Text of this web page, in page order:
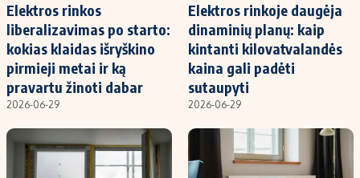
Elektros rinkos
liberalizavimas po starto:
kokias klaidas išryškino
pirmieji metai ir ką
pravartu žinoti dabar
2026-06-29
Elektros rinkoje daugėja
dinaminių planų: kaip
kintanti kilovatvalandės
kaina gali padėti
sutaupyti
2026-06-29